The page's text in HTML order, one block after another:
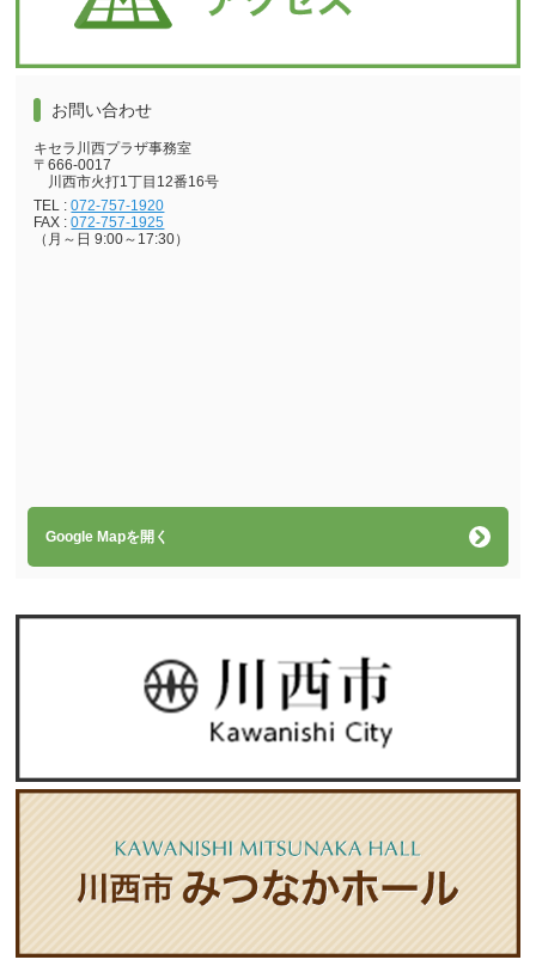
お問い合わせ
キセラ川西プラザ事務室
〒666-0017
川西市火打1丁目12番16号
TEL :072-757-1920
FAX :072-757-1925
（月～日 9:00～17:30）
Google Mapを開く